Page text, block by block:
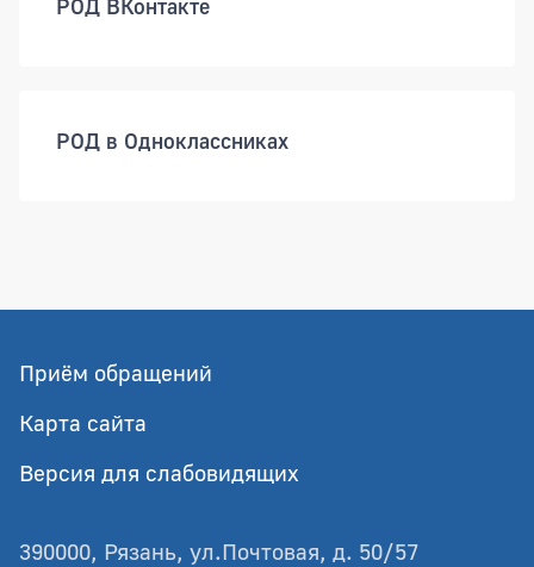
РОД ВКонтакте
РОД в Одноклассниках
Приём обращений
Карта сайта
Версия для слабовидящих
390000, Рязань, ул.Почтовая, д. 50/57